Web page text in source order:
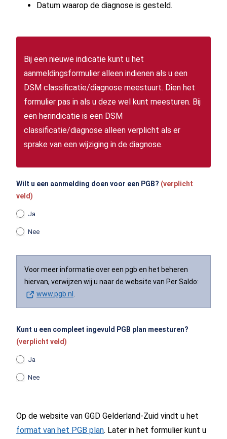
Datum waarop de diagnose is gesteld.
Bij een nieuwe indicatie kunt u het
aanmeldingsformulier alleen indienen als u een
DSM classificatie/diagnose meestuurt. Dien het
formulier pas in als u deze wel kunt meesturen. Bij
een herindicatie is een DSM
classificatie/diagnose alleen verplicht als er
sprake van een wijziging in de diagnose.
Wilt u een aanmelding doen voor een PGB? (verplicht
veld)
Ja
Nee
Voor meer informatie over een pgb en het beheren
hiervan, verwijzen wij u naar de website van Per Saldo:
www.pgb.nl
Kunt u een compleet ingevuld PGB plan meesturen?
(verplicht veld)
Ja
Nee
Op de website van GGD Gelderland-Zuid vindt u het
format van het PGB plan. Later in het formulier kunt u